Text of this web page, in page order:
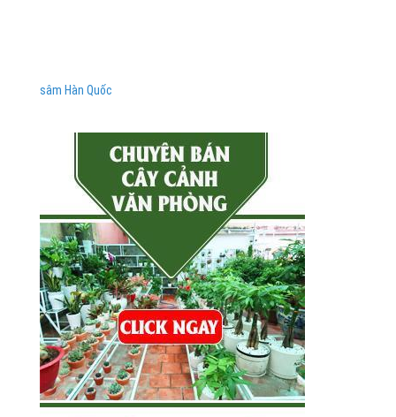
sâm Hàn Quốc